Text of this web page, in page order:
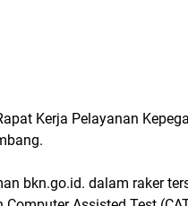
Kerja Pelayanan
bkn.go.id. dalam raker